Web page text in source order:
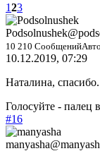
123
Podsolnushek
10 210 Сообщений
10.12.2019, 07:29
Наталина,
Голосуйте - палец
#16
manyasha